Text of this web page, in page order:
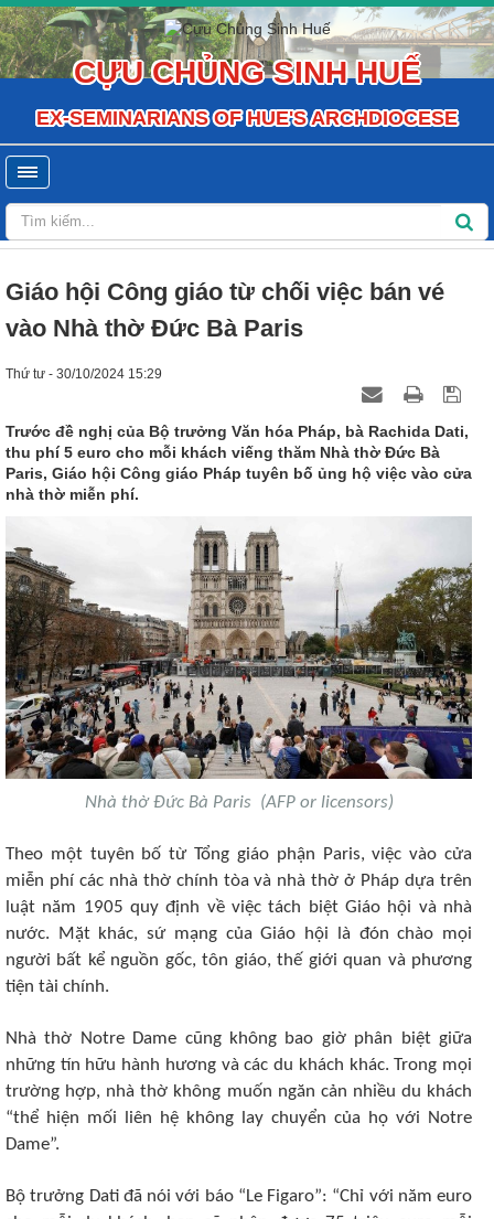
CỰU CHỦNG SINH HUẾ
EX-SEMINARIANS OF HUE'S ARCHDIOCESE
Giáo hội Công giáo từ chối việc bán vé
vào Nhà thờ Đức Bà Paris
Thứ tư - 30/10/2024 15:29
Trước đề nghị của Bộ trưởng Văn hóa Pháp, bà Rachida Dati,
thu phí 5 euro cho mỗi khách viếng thăm Nhà thờ Đức Bà
Paris, Giáo hội Công giáo Pháp tuyên bố ủng hộ việc vào cửa
nhà thờ miễn phí.
Nhà thờ Đức Bà Paris (AFP or licensors)
Theo một tuyên bố từ Tổng giáo phận Paris, việc vào cửa
miễn phí các nhà thờ chính tòa và nhà thờ ở Pháp dựa trên
luật năm 1905 quy định về việc tách biệt Giáo hội và nhà
nước. Mặt khác, sứ mạng của Giáo hội là đón chào mọi
người bất kể nguồn gốc, tôn giáo, thế giới quan và phương
tiện tài chính.
Nhà thờ Notre Dame cũng không bao giờ phân biệt giữa
những tín hữu hành hương và các du khách khác. Trong mọi
trường hợp, nhà thờ không muốn ngăn cản nhiều du khách
“thể hiện mối liên hệ không lay chuyển của họ với Notre
Dame”.
Bộ trưởng Dati đã nói với báo “Le Figaro”: “Chỉ với năm euro